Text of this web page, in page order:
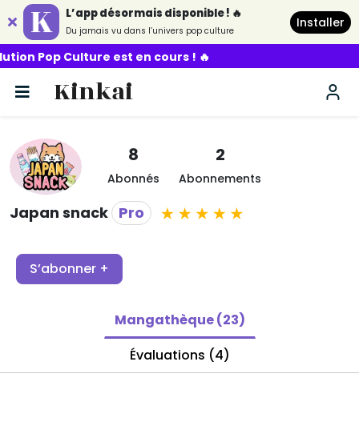
L’app désormais disponible ! 🔥
Du jamais vu dans l’univers pop culture
Installer
Culture est en cours ! 🔥
Kinkai
8
Abonnés
2
Abonnements
Japan snack Pro
S’abonner +
Mangathèque (23)
Évaluations (4)